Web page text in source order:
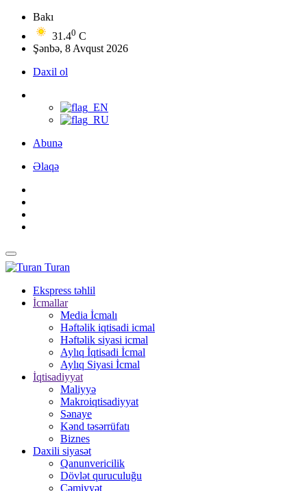
Bakı
31.40 C
Şənbə, 8 Avqust 2026
Daxil ol
Abunə
Əlaqə
Turan
Ekspress təhlil
İcmallar
Media İcmalı
Həftəlik iqtisadi icmal
Həftəlik siyasi icmal
Aylıq İqtisadi İcmal
Aylıq Siyasi İcmal
İqtisadiyyat
Maliyyə
Makroiqtisadiyyat
Sənaye
Kənd təsərrüfatı
Biznes
Daxili siyasət
Qanunvericilik
Dövlət quruculuğu
Cəmiyyət